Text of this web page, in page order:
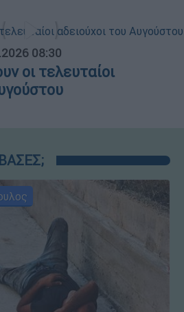
08:30
οι τελευταίοι